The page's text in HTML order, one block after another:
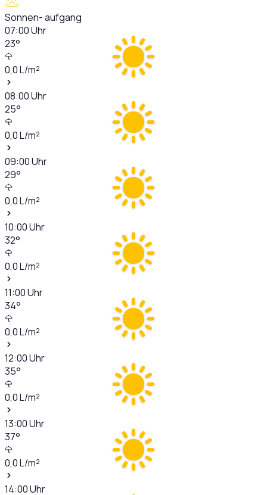
Sonnen- aufgang
07:00Uhr
23°
0,0L/m²
08:00Uhr
25°
0,0L/m²
09:00Uhr
29°
0,0L/m²
10:00Uhr
32°
0,0L/m²
11:00Uhr
34°
0,0L/m²
12:00Uhr
35°
0,0L/m²
13:00Uhr
37°
0,0L/m²
14:00Uhr